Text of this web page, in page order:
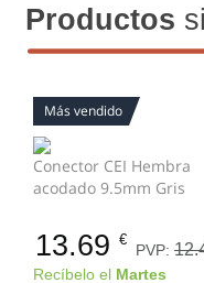
Productos
Más vendido
Conector CEI Hembra
acodado 9.5mm Gris
13.69 €
PVP:
Recíbelo el Martes